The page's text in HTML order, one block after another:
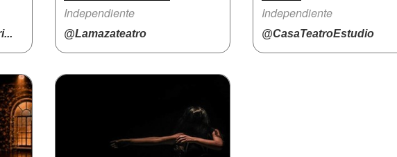
Independiente
@Lamazateatro
Independiente
@CasaTeatroEstudio